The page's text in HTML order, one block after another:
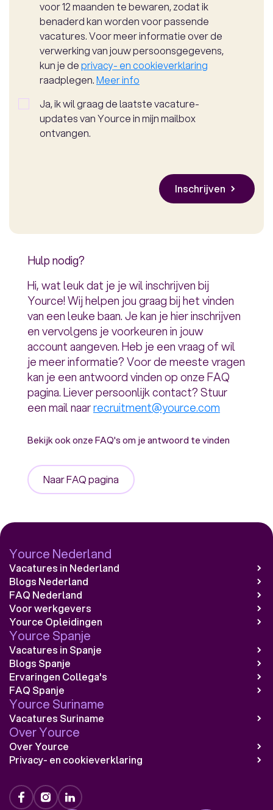
voor 12 maanden te bewaren, zodat ik
benaderd kan worden voor passende
vacatures. Voor meer informatie over de
verwerking van jouw persoonsgegevens,
kun je deprivacy- en cookieverklaring
raadplegen.Meer info
Ja, ik wil graag de laatste vacature-
updates van Yource in mijn mailbox
ontvangen.
Hulp nodig?
Hi, wat leuk dat je je wil inschrijven bij
Yource! Wij helpen jou graag bij het vinden
van een leuke baan. Je kan je hier inschrijven
en vervolgens je voorkeuren in jouw
account aangeven. Heb je een vraag of wil
je meer informatie? Voor de meeste vragen
kan je een antwoord vinden op onze FAQ
pagina. Liever persoonlijk contact? Stuur
een mail naarrecruitment@yource.com
Bekijk ook onze FAQ's om je antwoord te vinden
Naar FAQ pagina
Yource Nederland
Vacatures in Nederland
Blogs Nederland
FAQ Nederland
Voor werkgevers
Yource Opleidingen
Yource Spanje
Vacatures in Spanje
Blogs Spanje
Ervaringen Collega's
FAQ Spanje
Yource Suriname
Vacatures Suriname
Over Yource
Over Yource
Privacy- en cookieverklaring